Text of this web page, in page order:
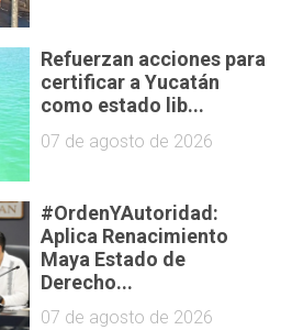
Refuerzan acciones para
certificar a Yucatán
como estado lib...
07 de agosto de 2026
#OrdenYAutoridad:
Aplica Renacimiento
Maya Estado de
Derecho...
07 de agosto de 2026